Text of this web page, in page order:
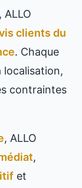
, ALLO
clients du
. Chaque
localisation,
contraintes
, ALLO
,
et